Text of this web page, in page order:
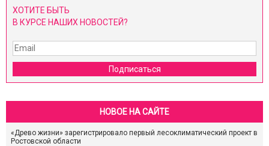
ХОТИТЕ БЫТЬ
В КУРСЕ НАШИХ НОВОСТЕЙ?
Подписаться
НОВОЕ НА САЙТЕ
«Древо жизни» зарегистрировало первый лесоклиматический проект в
Ростовской области